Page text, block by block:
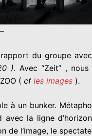
–
du groupe
). Avec “Zeit” ,
( cf les images ).
à un bunker.
la ligne
de l’image, le